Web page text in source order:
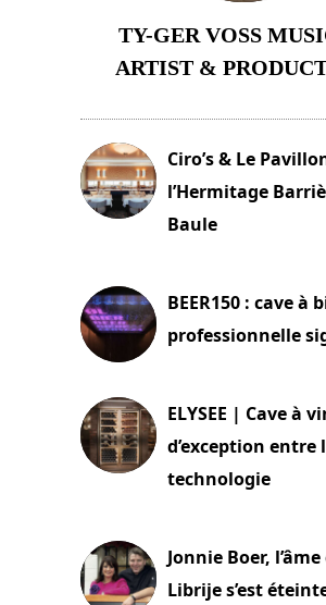
TY-GER VOSS
ARTIST &
Ciro’s & Le
l’Hermitage
Baule
BEER150 : cave à
professionnelle
ELYSEE | Cave à
d’exception entre
technologie
Jonnie Boer, l’âme
Librije s’est